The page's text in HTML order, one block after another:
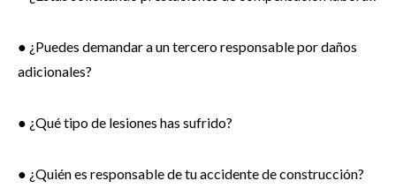
● ¿Puedes demandar a un tercero responsable por daños
adicionales?
● ¿Qué tipo de lesiones has sufrido?
● ¿Quién es responsable de tu accidente de construcción?